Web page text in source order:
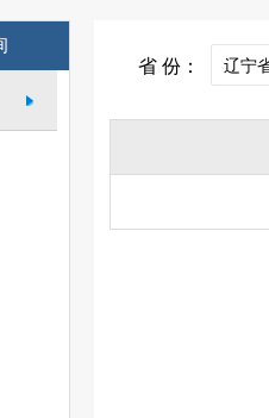
省 份：